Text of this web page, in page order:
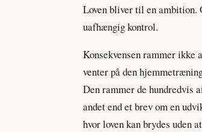
Loven bliver til en ambition.
uafhængig kontrol.
Konsekvensen rammer ikke
venter på den
Den rammer de hundredvis
andet end et brev om en
hvor loven kan brydes uden